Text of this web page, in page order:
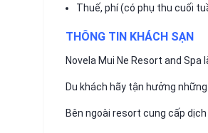
Thuế, phí (có phụ thu cuối
THÔNG TIN KHÁCH SẠN
Novela Mui Ne Resort and
Du khách hãy tận hưởng
Bên ngoài resort cung cấp